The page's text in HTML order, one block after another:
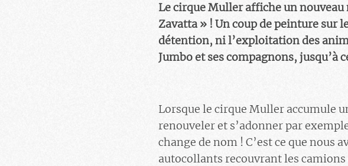
Le cirque Muller affiche un
Zavatta » ! Un coup de peinture sur
détention, ni l’exploitation des
Jumbo et ses compagnons, jusqu’à
Lorsque le cirque Muller accumule
renouveler et s’adonner par
change de nom ! C’est ce que nous
autocollants recouvrant les camions